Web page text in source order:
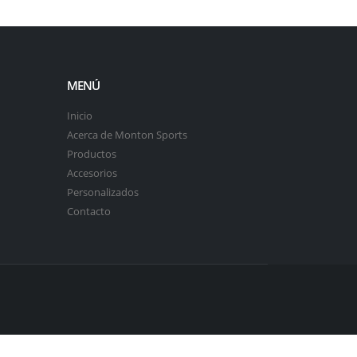
MENÚ
Inicio
Acerca de Monton Sports
Productos
Accesorios
Personalizados
Contacto